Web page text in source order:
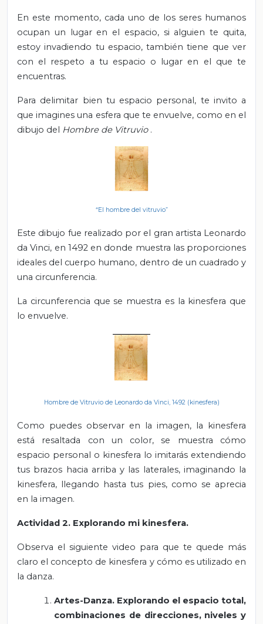
En este momento, cada uno de los seres humanos
ocupan un lugar en el espacio, si alguien te quita,
estoy invadiendo tu espacio, también tiene que ver
con el respeto a tu espacio o lugar en el que te
encuentras.
Para delimitar bien tu espacio personal, te invito a
que imagines una esfera que te envuelve, como en el
dibujo del Hombre de Vitruvio .
“El hombre del vitruvio”
Este dibujo fue realizado por el gran artista Leonardo
da Vinci, en 1492 en donde muestra las proporciones
ideales del cuerpo humano, dentro de un cuadrado y
una circunferencia.
La circunferencia que se muestra es la kinesfera que
lo envuelve.
Hombre de Vitruvio de Leonardo da Vinci, 1492 (kinesfera)
Como puedes observar en la imagen, la kinesfera
está resaltada con un color, se muestra cómo
espacio personal o kinesfera lo imitarás extendiendo
tus brazos hacia arriba y las laterales, imaginando la
kinesfera, llegando hasta tus pies, como se aprecia
en la imagen.
Actividad 2. Explorando mi kinesfera.
Observa el siguiente video para que te quede más
claro el concepto de kinesfera y cómo es utilizado en
la danza.
Artes-Danza. Explorando el espacio total,
combinaciones de direcciones, niveles y